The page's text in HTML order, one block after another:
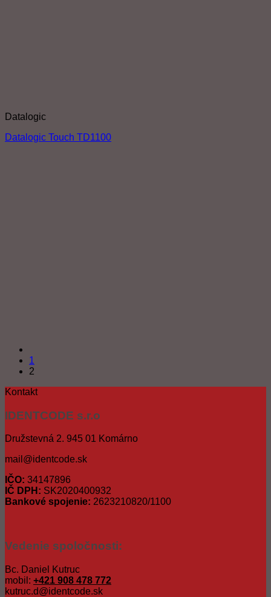
Datalogic
Datalogic Touch TD1100
1
2
Kontakt
IDENTCODE s.r.o
Družstevná 2. 945 01 Komárno
mail@identcode.sk
IČO: 34147896
IČ DPH: SK2020400932
Bankové spojenie: 2623210820/1100
Vedenie spoločnosti:
Bc. Daniel Kutruc
mobil: +421 908 478 772
kutruc.d@identcode.sk